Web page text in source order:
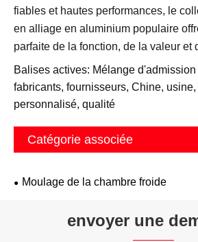
fiables et hautes performances, le
en alliage en aluminium populaire
parfaite de la fonction, de la valeur et
Balises actives: Mélange
fabricants, fournisseurs, Chine,
personnalisé, qualité
Catégorie associée
Moulage de la chambre froide
envoyer une